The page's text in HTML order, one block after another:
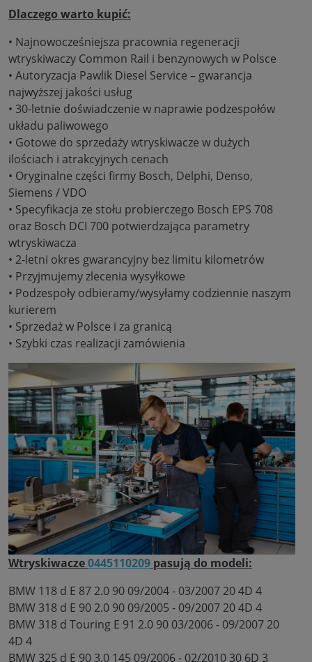
Dlaczego warto kupić:
• Najnowocześniejsza pracownia regeneracji
wtryskiwaczy Common Rail i benzynowych w Polsce
• Autoryzacja Pawlik Diesel Service – gwarancja
najwyższej jakości usług
• 30-letnie doświadczenie w naprawie podzespołów
układu paliwowego
• Gotowe do sprzedaży wtryskiwacze w dużych
ilościach i atrakcyjnych cenach
• Oryginalne części firmy Bosch, Delphi, Denso,
Siemens / VDO
• Specyfikacja ze stołu probierczego Bosch EPS 708
oraz Bosch DCI 700 potwierdzająca parametry
wtryskiwacza
• 2-letni okres gwarancyjny bez limitu kilometrów
• Przyjmujemy zlecenia wysyłkowe
• Podzespoły odbieramy/wysyłamy codziennie naszym
kurierem
• Sprzedaż w Polsce i za granicą
• Szybki czas realizacji zamówienia
Wtryskiwacze0445110209 pasują do modeli:
BMW 118 d E 87 2.0 90 09/2004 - 03/2007 20 4D 4
BMW 318 d E 90 2.0 90 09/2005 - 09/2007 20 4D 4
BMW 318 d Touring E 91 2.0 90 03/2006 - 09/2007 20
4D 4
BMW 325 d E 90 3.0 145 09/2006 - 02/2010 30 6D 3